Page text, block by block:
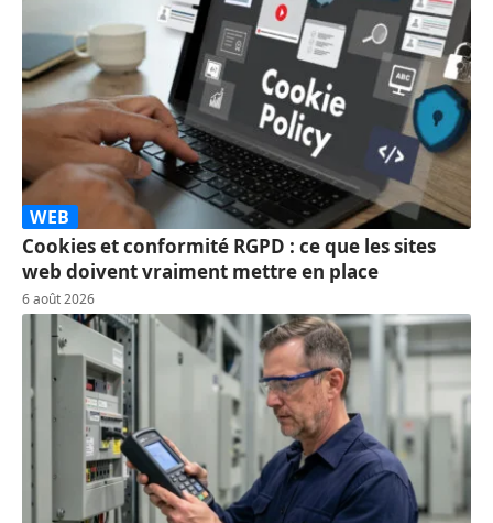
WEB
Cookies et conformité RGPD : ce que les sites
web doivent vraiment mettre en place
6 août 2026